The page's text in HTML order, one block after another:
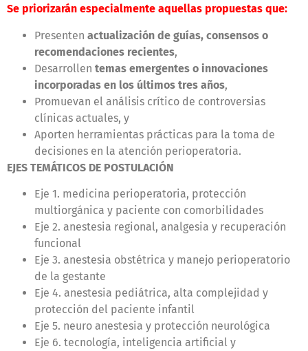
Se priorizarán especialmente aquellas propuestas que:
Presenten actualización de guías, consensos o
recomendaciones recientes,
Desarrollen temas emergentes o innovaciones
incorporadas en los últimos tres años,
Promuevan el análisis crítico de controversias
clínicas actuales, y
Aporten herramientas prácticas para la toma de
decisiones en la atención perioperatoria.
EJES TEMÁTICOS DE POSTULACIÓN
Eje 1. medicina perioperatoria, protección
multiorgánica y paciente con comorbilidades
Eje 2. anestesia regional, analgesia y recuperación
funcional
Eje 3. anestesia obstétrica y manejo perioperatorio
de la gestante
Eje 4. anestesia pediátrica, alta complejidad y
protección del paciente infantil
Eje 5. neuro anestesia y protección neurológica
Eje 6. tecnología, inteligencia artificial y